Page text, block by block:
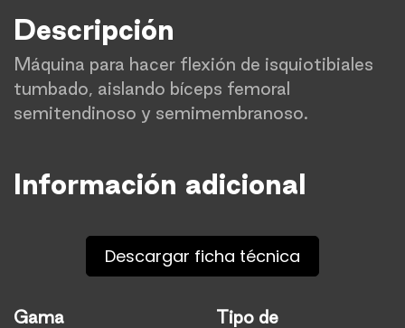
Descripción
Máquina para hacer flexión de isquiotibiales
tumbado, aislando bíceps femoral
semitendinoso y semimembranoso.
Información adicional
Descargar ficha técnica
Gama
Tipo de